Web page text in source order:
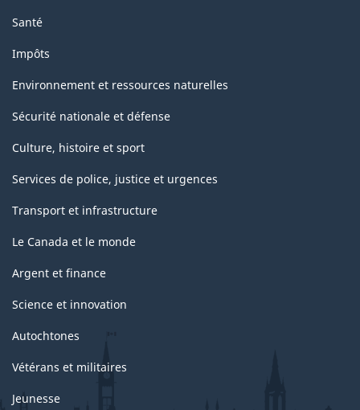
Santé
Impôts
Environnement et ressources naturelles
Sécurité nationale et défense
Culture, histoire et sport
Services de police, justice et urgences
Transport et infrastructure
Le Canada et le monde
Argent et finance
Science et innovation
Autochtones
Vétérans et militaires
Jeunesse